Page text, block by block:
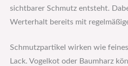
sichtbarer Schmutz entsteht.
Werterhalt bereits mit
Schmutzpartikel wirken wie
Lack. Vogelkot oder Baumharz